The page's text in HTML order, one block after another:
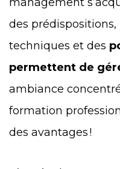
des
techniques et des
permettent de
ambiance
formation
des avantages !